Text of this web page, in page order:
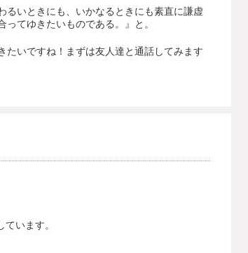
るいときにも、いかなるときにも素直に謙虚
てゆきたいものである。』と。
たいですね！まずは友人達と通話してみます
います。